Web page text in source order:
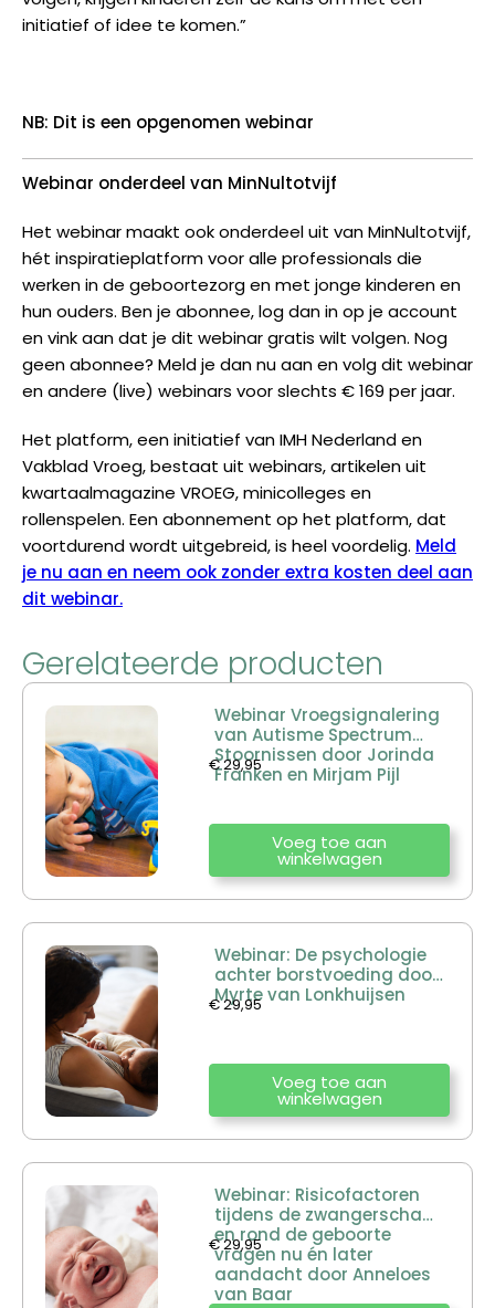
initiatief of idee te komen.”
NB: Dit is een opgenomen webinar
Webinar onderdeel van MinNultotvijf
Het webinar maakt ook onderdeel uit van MinNultotvijf,
hét inspiratieplatform voor alle professionals die
werken in de geboortezorg en met jonge kinderen en
hun ouders. Ben je abonnee, log dan in op je account
en vink aan dat je dit webinar gratis wilt volgen. Nog
geen abonnee? Meld je dan nu aan en volg dit webinar
en andere (live) webinars voor slechts € 169 per jaar.
Het platform, een initiatief van IMH Nederland en
Vakblad Vroeg, bestaat uit webinars, artikelen uit
kwartaalmagazine VROEG, minicolleges en
rollenspelen. Een abonnement op het platform, dat
voortdurend wordt uitgebreid, is heel voordelig. Meld
je nu aan en neem ook zonder extra kosten deel aan
dit webinar.
Gerelateerde producten
Webinar Vroegsignalering
van Autisme Spectrum
Stoornissen door Jorinda
Franken en Mirjam Pijl
€29,95
Voeg toe aan
winkelwagen
Webinar: De psychologie
achter borstvoeding door
Myrte van Lonkhuijsen
€29,95
Voeg toe aan
winkelwagen
Webinar: Risicofactoren
tijdens de zwangerschap
en rond de geboorte
vragen nu én later
aandacht door Anneloes
van Baar
€29,95